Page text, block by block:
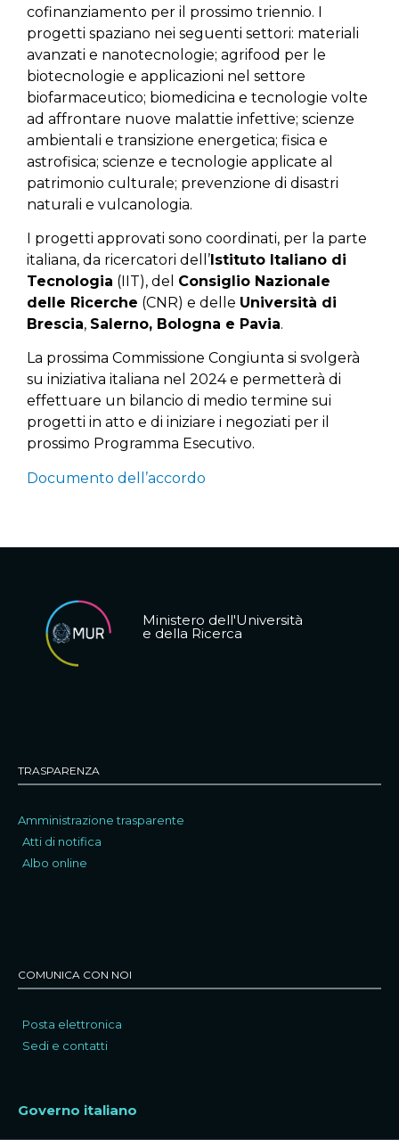
cofinanziamento per il prossimo triennio. I
progetti spaziano nei seguenti settori: materiali
avanzati e nanotecnologie; agrifood per le
biotecnologie e applicazioni nel settore
biofarmaceutico; biomedicina e tecnologie volte
ad affrontare nuove malattie infettive; scienze
ambientali e transizione energetica; fisica e
astrofisica; scienze e tecnologie applicate al
patrimonio culturale; prevenzione di disastri
naturali e vulcanologia.
I progetti approvati sono coordinati, per la parte
italiana, da ricercatori dell’Istituto Italiano di
Tecnologia (IIT), del Consiglio Nazionale
delle Ricerche (CNR) e delle Università di
Brescia, Salerno, Bologna e Pavia.
La prossima Commissione Congiunta si svolgerà
su iniziativa italiana nel 2024 e permetterà di
effettuare un bilancio di medio termine sui
progetti in atto e di iniziare i negoziati per il
prossimo Programma Esecutivo.
Documento dell’accordo
Ministero dell'Università
e della Ricerca
TRASPARENZA
Amministrazione trasparente
Atti di notifica
Albo online
COMUNICA CON NOI
Posta elettronica
Sedi e contatti
Governo italiano